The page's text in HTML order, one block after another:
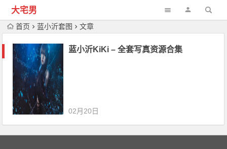
大宅男
首页 蓝小沂套图 文章
蓝小沂KiKi – 全套写真资源合集
02月20日